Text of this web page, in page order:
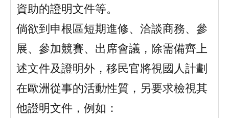
資助的證明文件等。
倘欲到申根區短期進修、洽談商務、參
展、參加競賽、出席會議，除需備齊上
述文件及證明外，移民官將視國人計劃
在歐洲從事的活動性質，另要求檢視其
他證明文件，例如：